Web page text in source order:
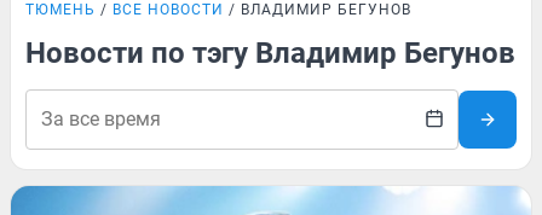
ТЮМЕНЬ ВСЕ НОВОСТИ ВЛАДИМИР БЕГУНОВ
Новости по тэгу Владимир Бегунов